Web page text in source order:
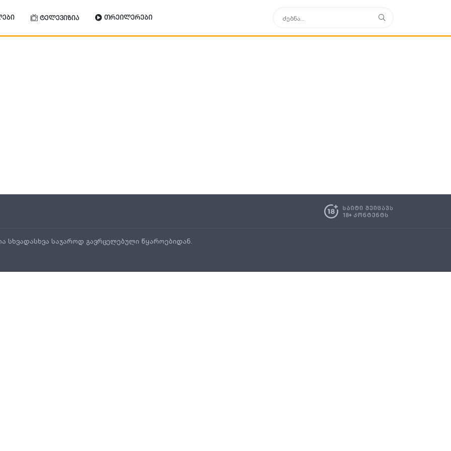
ტელევიზია თრეილერები
სხვადასხვა საჯაროდ გავრცელებული წყაროებიდან.